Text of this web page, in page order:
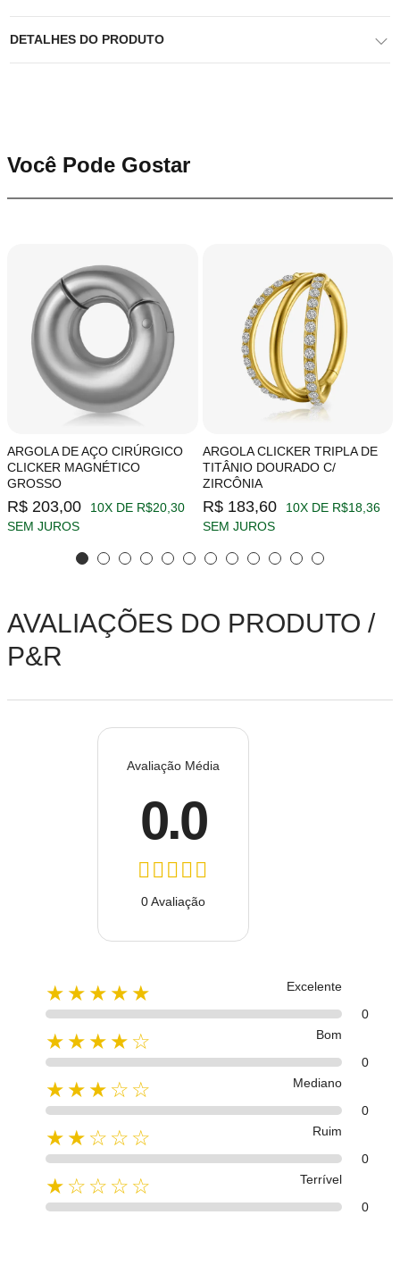
DETALHES DO PRODUTO
Você Pode Gostar
ARGOLA DE AÇO CIRÚRGICO
CLICKER MAGNÉTICO
GROSSO
R$ 203,00
10X DE R$20,30
SEM JUROS
ARGOLA CLICKER TRIPLA DE
TITÂNIO DOURADO C/
ZIRCÔNIA
R$ 183,60
10X DE R$18,36
SEM JUROS
AVALIAÇÕES DO PRODUTO /
P&R
Avaliação Média
0.0
0 Avaliação
★★★★★
Excelente
0
★★★★☆
Bom
0
★★★☆☆
Mediano
0
★★☆☆☆
Ruim
0
★☆☆☆☆
Terrível
0